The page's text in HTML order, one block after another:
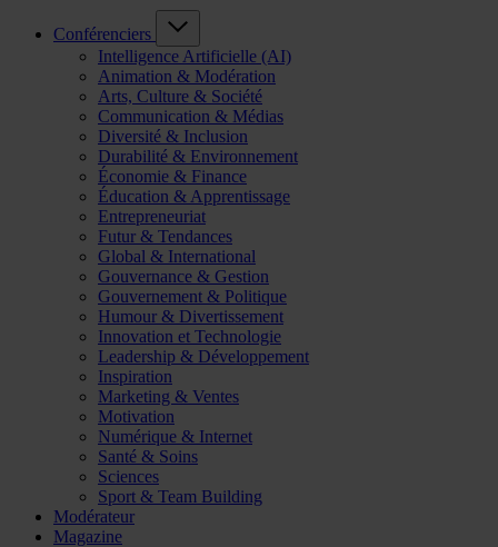
Conférenciers
Intelligence Artificielle (AI)
Animation & Modération
Arts, Culture & Société
Communication & Médias
Diversité & Inclusion
Durabilité & Environnement
Économie & Finance
Éducation & Apprentissage
Entrepreneuriat
Futur & Tendances
Global & International
Gouvernance & Gestion
Gouvernement & Politique
Humour & Divertissement
Innovation et Technologie
Leadership & Développement
Inspiration
Marketing & Ventes
Motivation
Numérique & Internet
Santé & Soins
Sciences
Sport & Team Building
Modérateur
Magazine